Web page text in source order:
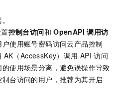
控制台访问和 OpenAPI 调用访
使用账号密码访问云产品控制
AK（AccessKey）调用 API 访问
使用场景分离，避免误操作导致
台访问的用户，推荐为其开启